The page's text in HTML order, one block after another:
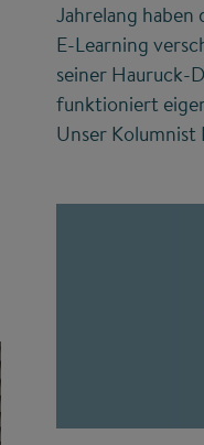
Jahrelang haben
E-Learning
seiner Hauruck-
funktioniert
Unser Kolumnist